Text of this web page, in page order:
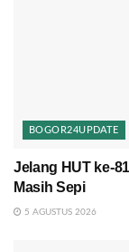
BOGOR24UPDATE
Jelang HUT ke-
Masih Sepi
5 AGUSTUS 2026